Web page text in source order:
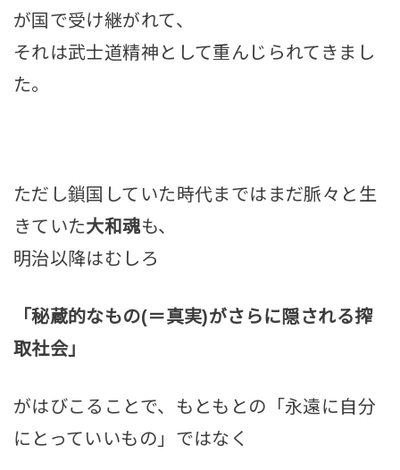
が国で受け継がれて、
それは武士道精神として重んじられてきまし
た。
ただし鎖国していた時代まではまだ脈々と生
きていた大和魂も、
明治以降はむしろ
「秘蔵的なもの(＝真実)がさらに隠される搾
取社会」
がはびこることで、もともとの「永遠に自分
にとっていいもの」ではなく